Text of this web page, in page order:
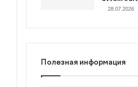
28.07.2026
Полезная информация